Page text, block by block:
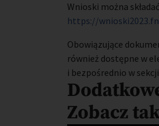
Wnioski można
https://
Obowiązujące
również dostępne w
i bezpośrednio w
Zobacz